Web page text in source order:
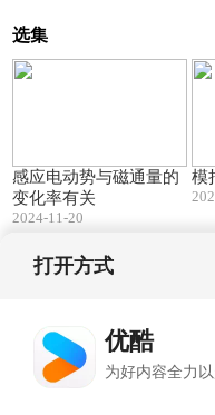
选集
感应电动势与磁通量的
变化率有关
2024-11-20
模
打开方式
优酷
为好内容全力以